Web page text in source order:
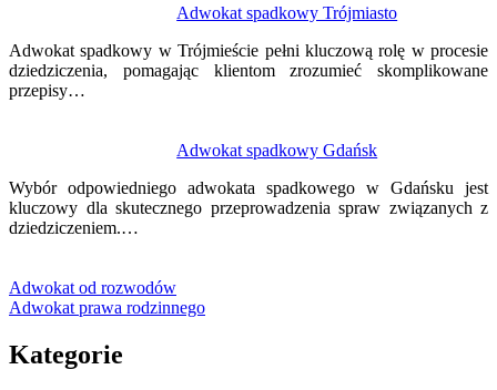
Adwokat spadkowy Trójmiasto
Adwokat spadkowy w Trójmieście pełni kluczową rolę w procesie
dziedziczenia, pomagając klientom zrozumieć skomplikowane
przepisy…
Adwokat spadkowy Gdańsk
Wybór odpowiedniego adwokata spadkowego w Gdańsku jest
kluczowy dla skutecznego przeprowadzenia spraw związanych z
dziedziczeniem.…
Adwokat od rozwodów
Adwokat prawa rodzinnego
Kategorie